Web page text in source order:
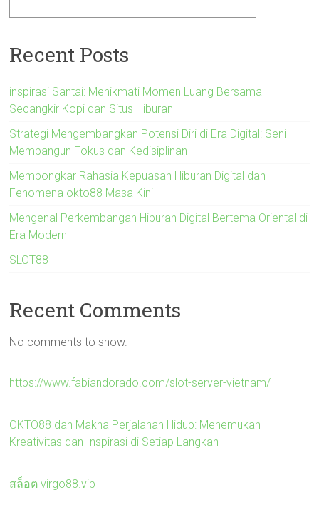
Recent Posts
inspirasi Santai: Menikmati Momen Luang Bersama
Secangkir Kopi dan Situs Hiburan
Strategi Mengembangkan Potensi Diri di Era Digital: Seni
Membangun Fokus dan Kedisiplinan
Membongkar Rahasia Kepuasan Hiburan Digital dan
Fenomena okto88 Masa Kini
Mengenal Perkembangan Hiburan Digital Bertema Oriental di
Era Modern
SLOT88
Recent Comments
No comments to show.
https://www.fabiandorado.com/slot-server-vietnam/
OKTO88 dan Makna Perjalanan Hidup: Menemukan
Kreativitas dan Inspirasi di Setiap Langkah
สล็อต virgo88.vip